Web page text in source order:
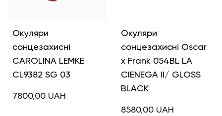
Окуляри
сонцезахисні
CAROLINA LEMKE
CL9382 SG 03
7800,00 UAH
Окуляри
сонцезахисні Oscar
x Frank 054BL LA
CIENEGA II/ GLOSS
BLACK
8580,00 UAH